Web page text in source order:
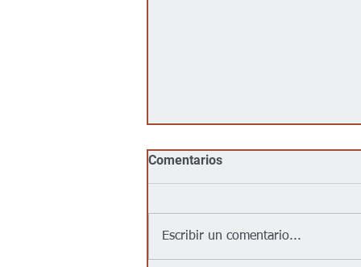
Comentarios
Escribir un comentario...